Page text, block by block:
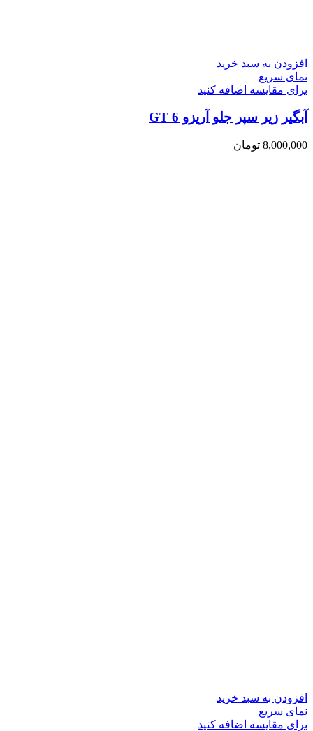
افزودن به سبد خرید
نمای سریع
برای مقایسه اضافه کنید
آبگیر زیر سپر جلو آریزو 6 GT
8,000,000 تومان
افزودن به سبد خرید
نمای سریع
برای مقایسه اضافه کنید